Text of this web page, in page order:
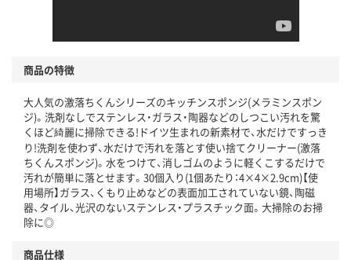
商品の特徴
大人気の激落ちくんシリーズのキッチンスポンジ(メラミンスポン
ジ)。洗剤なしでステンレス・ガラス・陶器などのしつこい汚れを驚
くほど綺麗に掃除できる!ドイツ生まれの新素材で、水だけですっき
り!洗剤を使わず、水だけで汚れを落とす使い捨てクリーナー(激落
ちくんスポンジ)。水をつけて、消しゴムのように軽くこするだけで
汚れが簡単に落とせます。30個入り(1個あたり：4×4×2.9cm)【使
用場所】ガラス、くもり止めなどの表面加工されていない鏡、陶磁
器、タイル、光沢のないステンレス・プラスチック面。大掃除のお掃
除に◎
商品仕様